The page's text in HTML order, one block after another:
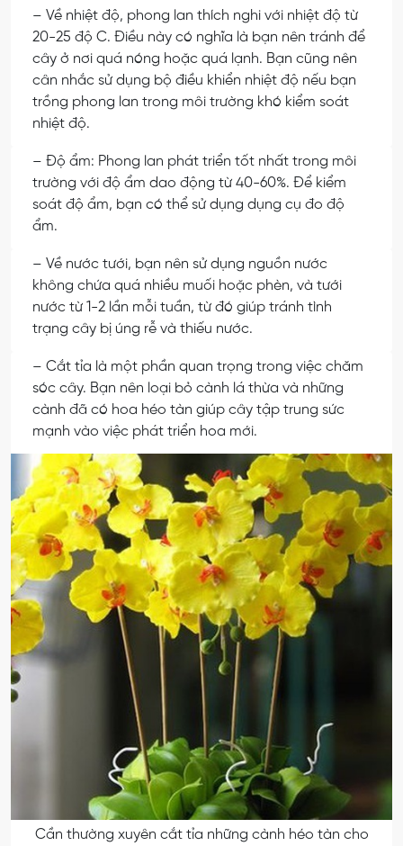
– Về nhiệt độ, phong lan thích nghi với nhiệt độ từ
20-25 độ C. Điều này có nghĩa là bạn nên tránh để
cây ở nơi quá nóng hoặc quá lạnh. Bạn cũng nên
cân nhắc sử dụng bộ điều khiển nhiệt độ nếu bạn
trồng phong lan trong môi trường khó kiểm soát
nhiệt độ.
– Độ ẩm: Phong lan phát triển tốt nhất trong môi
trường với độ ẩm dao động từ 40-60%. Để kiểm
soát độ ẩm, bạn có thể sử dụng dụng cụ đo độ
ẩm.
– Về nước tưới, bạn nên sử dụng nguồn nước
không chứa quá nhiều muối hoặc phèn, và tưới
nước từ 1-2 lần mỗi tuần, từ đó giúp tránh tình
trạng cây bị úng rễ và thiếu nước.
– Cắt tỉa là một phần quan trọng trong việc chăm
sóc cây. Bạn nên loại bỏ cành lá thừa và những
cành đã có hoa héo tàn giúp cây tập trung sức
mạnh vào việc phát triển hoa mới.
Cần thường xuyên cắt tỉa những cành héo tàn cho